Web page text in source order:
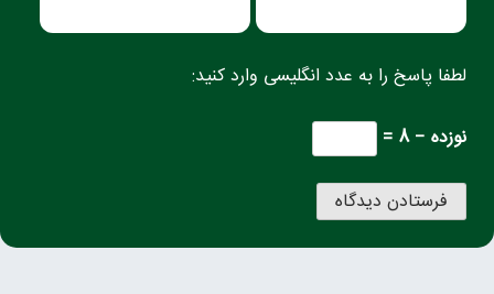
لطفا پاسخ را به عدد انگلیسی وارد کنید:
نوزده − 8 =